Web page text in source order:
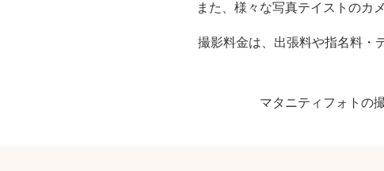
また、様々な写真テイストのカ
撮影料金は、出張料や指名料・
マタニティフォトの